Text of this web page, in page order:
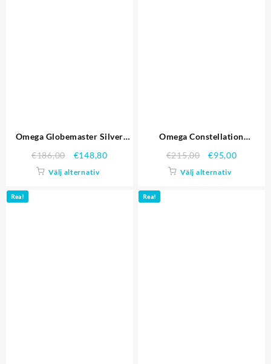
Omega Globemaster Silver
Case Brown Läder Strap
Replika Klockor
€186,00 €148,80
Välj alternativ
Omega Constellation
replika klockor 4490
€215,00 €95,00
Välj alternativ
Rea! Rea!